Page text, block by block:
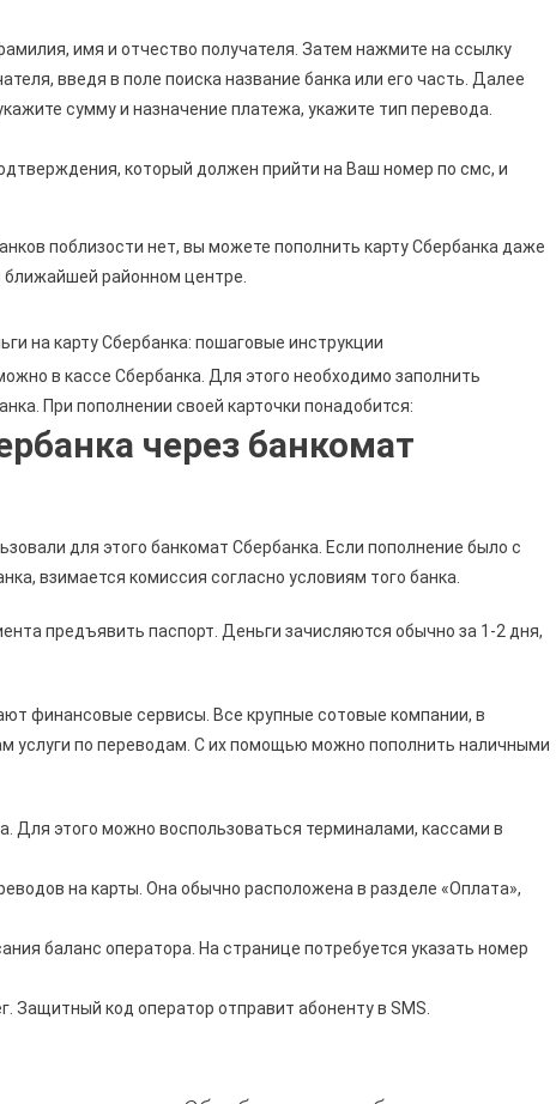
имя и отчество получателя. Затем нажмите на ссылку
введя в поле поиска название банка или его часть. Далее
сумму и назначение платежа, укажите тип перевода.
который должен прийти на Ваш номер по смс, и
поблизости нет, вы можете пополнить карту Сбербанка даже
районном центре.
на карту Сбербанка: пошаговые инструкции
в кассе Сбербанка. Для этого необходимо заполнить
При пополнении своей карточки понадобится:
через банкомат
для этого банкомат Сбербанка. Если пополнение было с
взимается комиссия согласно условиям того банка.
предъявить паспорт. Деньги зачисляются обычно за 1-2 дня,
финансовые сервисы. Все крупные сотовые компании, в
услуги по переводам. С их помощью можно пополнить наличными
Для этого можно воспользоваться терминалами, кассами в
на карты. Она обычно расположена в разделе «Оплата»,
баланс оператора. На странице потребуется указать номер
Защитный код оператор отправит абоненту в SMS.